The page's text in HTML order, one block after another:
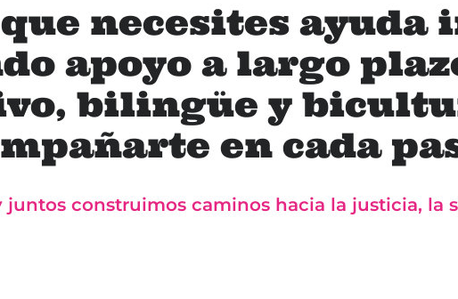
que necesites ayuda
apoyo a largo
bilingüe y
en cada
juntos construimos caminos hacia la justicia, la